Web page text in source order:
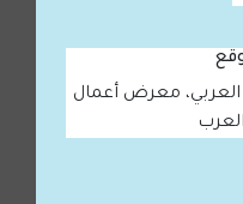
معرض أعمال